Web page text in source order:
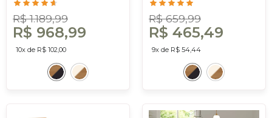
Industrial Freijó/Preto -
Dalla Costa
R$ 1.189,99
R$ 968,99
10x de R$ 102,00
Freijó/Preto - Dalla
Costa
R$ 659,99
R$ 465,49
9x de R$ 54,44